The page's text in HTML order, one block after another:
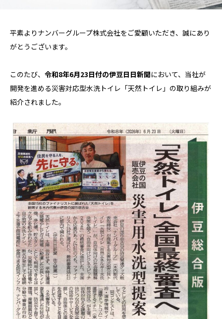
平素よりナンバーグループ株式会社をご愛顧いただき、誠にあり
がとうございます。
このたび、 令和8年6月23日付の伊豆日日新聞において、当社が
開発を進める災害対応型水洗トイレ「天然トイレ」の取り組みが
紹介されました。